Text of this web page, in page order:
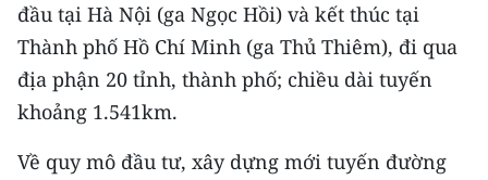
đầu tại Hà Nội (ga Ngọc Hồi) và kết thúc tại
Thành phố Hồ Chí Minh (ga Thủ Thiêm), đi qua
địa phận 20 tỉnh, thành phố; chiều dài tuyến
khoảng 1.541km.
Về quy mô đầu tư, xây dựng mới tuyến đường